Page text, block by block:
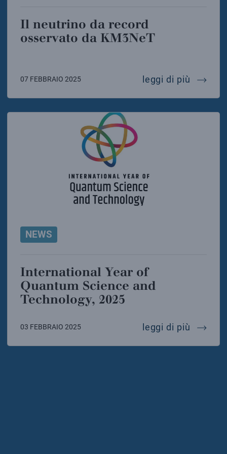
Il neutrino da record
osservato da KM3NeT
07 FEBBRAIO 2025 leggi di più il
NEWS
International Year of
Quantum Science and
Technology, 2025
03 FEBBRAIO 2025 leggi di più